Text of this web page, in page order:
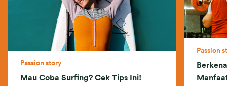
Passion story
Mau Coba Surfing? Cek Tips Ini!
Passion